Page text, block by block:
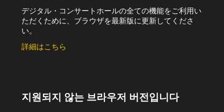
デジタル・コンサートホールの全ての機能をご利用い
ただくために、ブラウザを最新版に更新してくださ
い。
詳細はこちら
지원되지 않는 브라우저 버전입니다